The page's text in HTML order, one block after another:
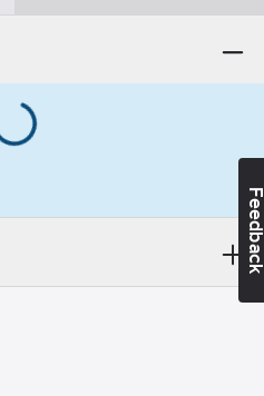
Informationsplikt: